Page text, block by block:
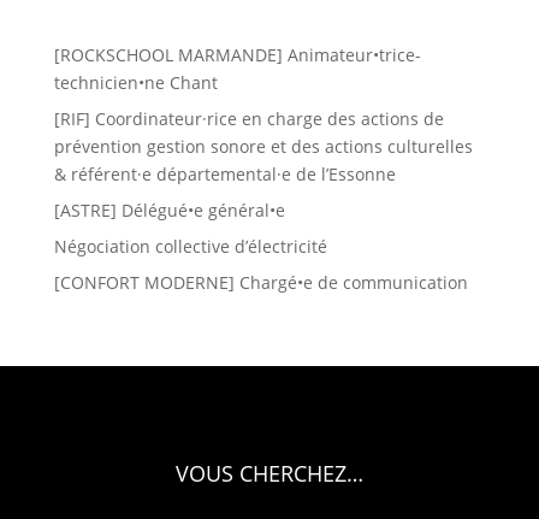
[ROCKSCHOOL MARMANDE] Animateur•trice-
technicien•ne Chant
[RIF] Coordinateur·rice en charge des actions de
prévention gestion sonore et des actions culturelles
& référent·e départemental·e de l’Essonne
[ASTRE] Délégué•e général•e
Négociation collective d’électricité
[CONFORT MODERNE] Chargé•e de communication
VOUS CHERCHEZ…